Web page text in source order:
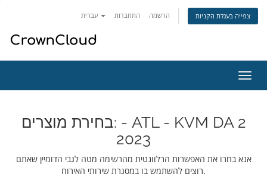
התחברות הרשמה צפייה בעגלת הקניות
ניווט
בחירת מוצרים: - ATL - KVM DA 2
2023
אנא בחרו את האפשרות הרלוונטית מהרשימה מטה לגבי הדומיין שאתם
רוצים להשתמש בו במסגרת שירותי האירוח.